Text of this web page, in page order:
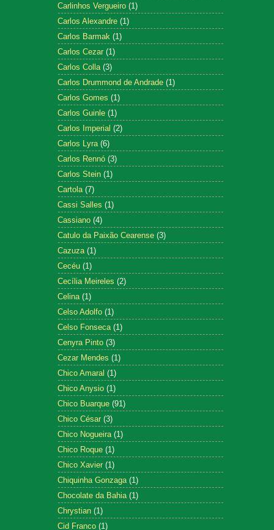
Carlinhos Vergueiro (1)
Carlos Alexandre (1)
Carlos Barmak (1)
Carlos Cezar (1)
Carlos Colla (3)
Carlos Drummond de Andrade (1)
Carlos Gomes (1)
Carlos Guinle (1)
Carlos Imperial (2)
Carlos Lyra (6)
Carlos Rennó (3)
Carlos Stein (1)
Cartola (7)
Cassi Salles (1)
Cassiano (4)
Catulo da Paixão Cearense (3)
Cazuza (1)
Cecéu (1)
Cecília Meireles (2)
Celina (1)
Celso Adolfo (1)
Celso Fonseca (1)
Cenyra Pinto (3)
Cezar Mendes (1)
Chico Amaral (1)
Chico Anysio (1)
Chico Buarque (91)
Chico César (3)
Chico Nogueira (1)
Chico Roque (1)
Chico Xavier (1)
Chiquinha Gonzaga (1)
Chocolate da Bahia (1)
Chrystian (1)
Cid Franco (1)